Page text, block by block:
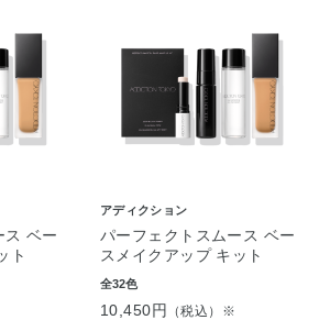
ス ベー
ト
アディクション
パーフェクトスムース ベー
スメイクアップ キット
全32色
10,450円 （税込）※